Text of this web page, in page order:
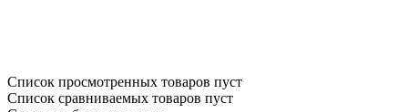
Список просмотренных товаров пуст
Список сравниваемых товаров пуст